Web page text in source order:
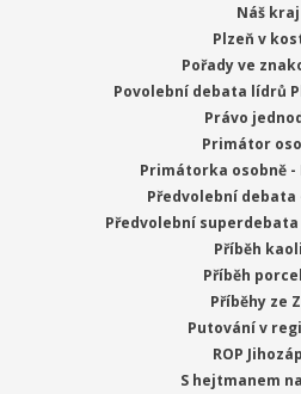
Náš kraj
Plzeň v
Pořady ve
Povolební debata lídrů
Právo
Primátor
Primátorka osobně -
Předvolební debata
Předvolební superdebata
Příběh
Příběh
Příběhy ze
Putování v
ROP
S hejtmanem